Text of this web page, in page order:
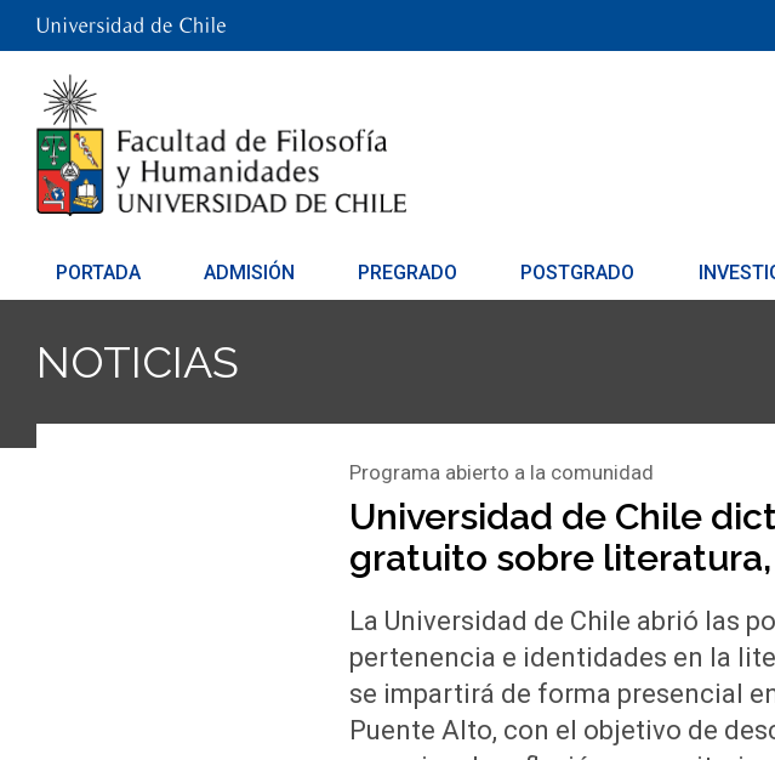
PORTADA ADMISIÓN PREGRADO POSTGRADO
NOTICIAS
Programa abierto a la comunidad
Universidad de Chile
gratuito sobre
La Universidad de Chile abrió las
pertenencia e identidades en la
se impartirá de forma presencial
Puente Alto, con el objetivo de